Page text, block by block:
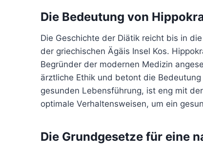
Die Bedeutung von
Die Geschichte der Diätik reicht bis in
der griechischen Ägäis Insel Kos.
Begründer der modernen Medizin
ärztliche Ethik und betont die
gesunden Lebensführung, ist eng mit
optimale Verhaltensweisen, um ein
Die Grundgesetze für eine